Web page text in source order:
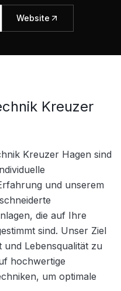
Website
Kreuzer
Kreuzer Hagen sind
und unserem
die auf Ihre
sind. Unser Ziel
Lebensqualität zu
hochwertige
um optimale